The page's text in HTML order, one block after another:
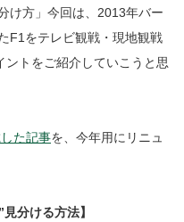
け方」今回は、2013年バー
F1をテレビ観戦・現地観戦
ントをご紹介していこうと思
た記事を、今年用にリニュ
分ける方法】